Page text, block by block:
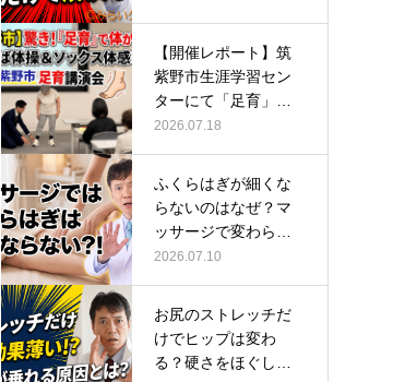
【開催レポート】筑
紫野市生涯学習セン
ターにて「足育」講
演会に登壇し…
2026.07.18
ふくらはぎが細くな
らないのはなぜ？マ
ッサージで変わらな
い根本原因
2026.07.10
お尻のストレッチだ
けでヒップは変わ
る？硬さをほぐして